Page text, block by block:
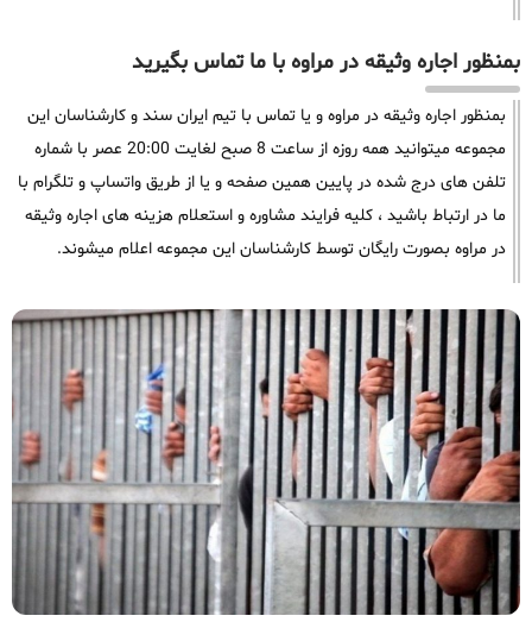
بمنظور اجاره وثیقه در مراوه با ما تماس بگیرید
بمنظور اجاره وثیقه در مراوه و یا تماس با تیم ایران سند و کارشناسان این
مجموعه میتوانید همه روزه از ساعت 8 صبح لغایت 20:00 عصر با شماره
تلفن های درج شده در پایین همین صفحه و یا از طریق واتساپ و تلگرام با
ما در ارتباط باشید ، کلیه فرایند مشاوره و استعلام هزینه های اجاره وثیقه
در مراوه بصورت رایگان توسط کارشناسان این مجموعه اعلام میشوند.